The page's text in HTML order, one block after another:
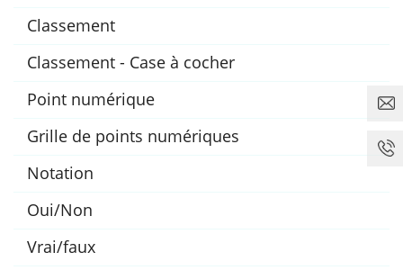
Classement
Classement - Case à cocher
Point numérique
Grille de points numériques
Notation
Oui/Non
Vrai/faux